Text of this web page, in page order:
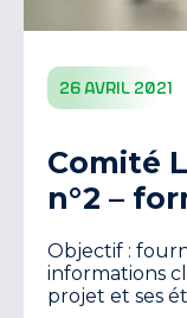
26 avril 2021
Comité
n°2 –
Objectif :
informations
projet et ses